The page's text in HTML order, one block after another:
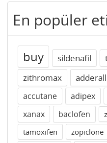
En popüler
buy sildenafil
zithromax
adderall
accutane
adipex
xanax
baclofen
tamoxifen
zopiclone